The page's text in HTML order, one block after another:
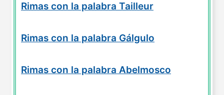
Rimas con la palabra Tailleur
Rimas con la palabra Gálgulo
Rimas con la palabra Abelmosco